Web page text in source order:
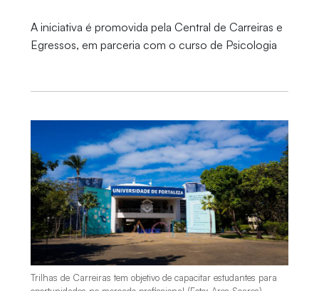
A iniciativa é promovida pela Central de Carreiras e
Egressos, em parceria com o curso de Psicologia
Trilhas de Carreiras tem objetivo de capacitar estudantes para